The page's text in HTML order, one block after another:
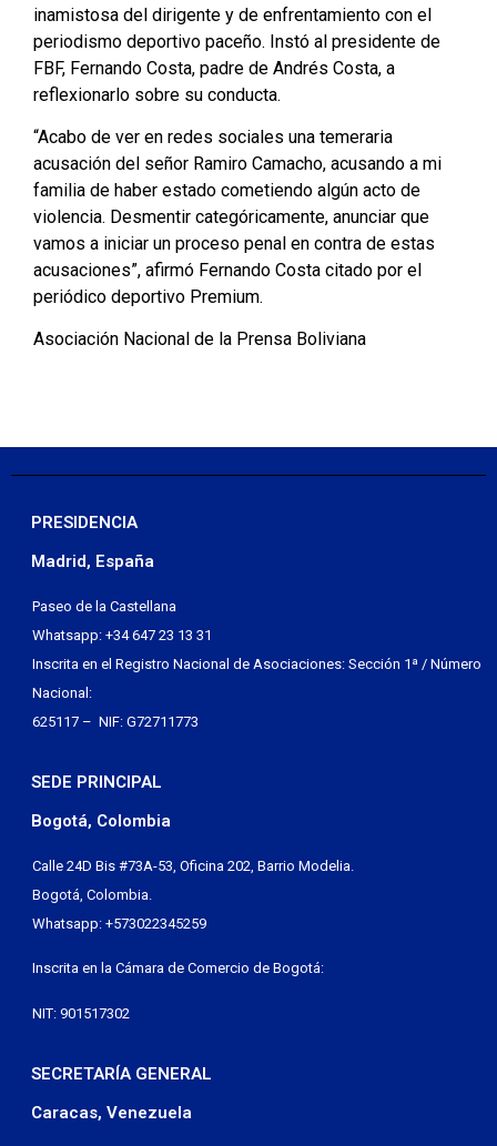
inamistosa del dirigente y de enfrentamiento con el
periodismo deportivo paceño. Instó al presidente de
FBF, Fernando Costa, padre de Andrés Costa, a
reflexionarlo sobre su conducta.
“Acabo de ver en redes sociales una temeraria
acusación del señor Ramiro Camacho, acusando a mi
familia de haber estado cometiendo algún acto de
violencia. Desmentir categóricamente, anunciar que
vamos a iniciar un proceso penal en contra de estas
acusaciones”, afirmó Fernando Costa citado por el
periódico deportivo Premium.
Asociación Nacional de la Prensa Boliviana
PRESIDENCIA
Madrid, España
Paseo de la Castellana
Whatsapp: +34 647 23 13 31
Inscrita en el Registro Nacional de Asociaciones: Sección 1ª / Número
Nacional:
625117 – NIF: G72711773
SEDE PRINCIPAL
Bogotá, Colombia
Calle 24D Bis #73A-53, Oficina 202, Barrio Modelia.
Bogotá, Colombia.
Whatsapp: +573022345259
Inscrita en la Cámara de Comercio de Bogotá:
NIT: 901517302
SECRETARÍA GENERAL
Caracas, Venezuela